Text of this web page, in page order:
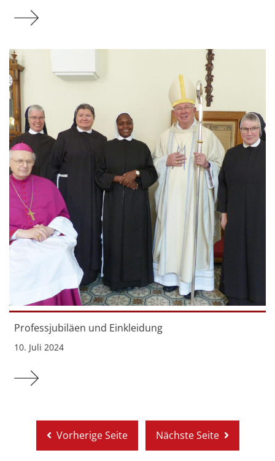
Professjubiläen und Einkleidung
10. Juli 2024
Vorherige Seite Nächste Seite